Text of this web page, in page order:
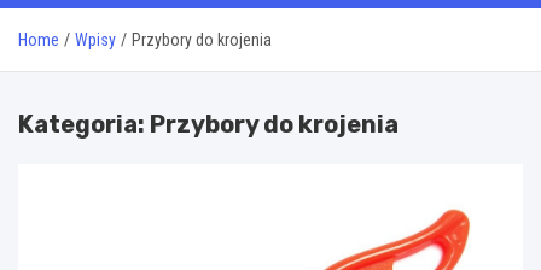
Home Wpisy Przybory do krojenia
Kategoria: Przybory do krojenia